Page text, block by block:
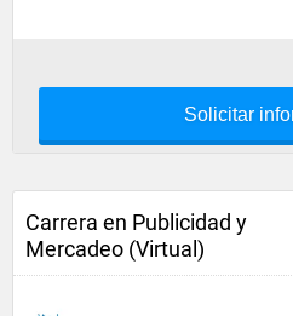
Solicitar
Carrera en Publicidad y
Mercadeo (Virtual)